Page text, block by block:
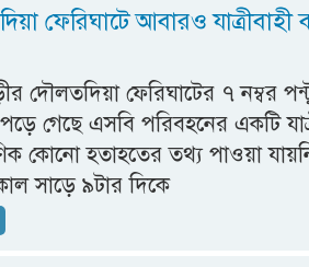
ফেরিঘাটে আবারও
দৌলত‌দিয়া ফেরিঘাটের ৭ নম্বর
গেছে এসবি পরিবহনের একটি
কোনো হতাহতের তথ্য পাওয়া
সাড়ে ৯টার দিকে